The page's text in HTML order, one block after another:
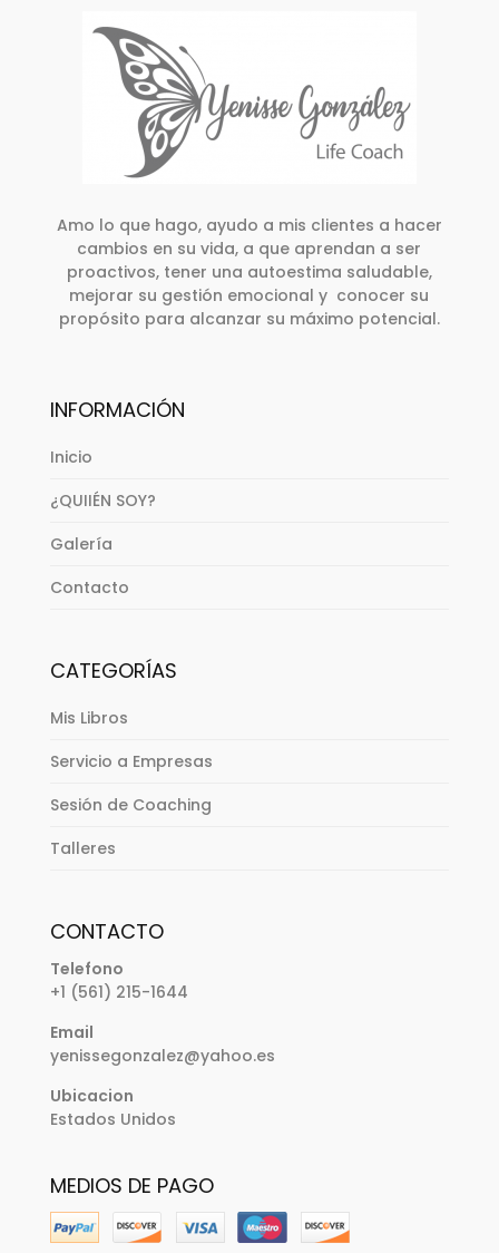
Amo lo que hago, ayudo a mis clientes a hacer
cambios en su vida, a que aprendan a ser
proactivos, tener una autoestima saludable,
mejorar su gestión emocional y conocer su
propósito para alcanzar su máximo potencial.
INFORMACIÓN
Inicio
¿QUIIÉN SOY?
Galería
Contacto
CATEGORÍAS
Mis Libros
Servicio a Empresas
Sesión de Coaching
Talleres
CONTACTO
Telefono
+1 (561) 215-1644
Email
yenissegonzalez@yahoo.es
Ubicacion
Estados Unidos
MEDIOS DE PAGO